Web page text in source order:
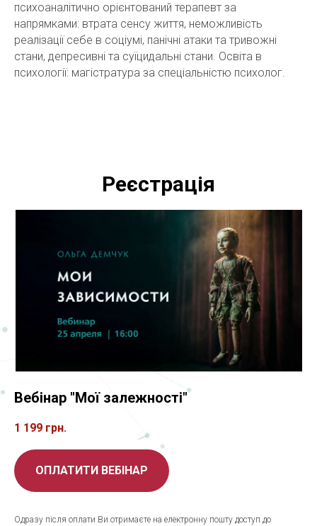
психоаналітично орієнтований терапевт за
напрямками: втрата сенсу життя, неможливість
реалізації себе в соціумі, панічні атаки та тривожні
стани, депресивні та суїцидальні стани. Освіта в
психології: магістратура за спеціальністю психолог.
Реєстрація
Вебінар "Мої залежності"
1 199 грн.
ОПЛАТИТИ ВЕБІНАР
Одразу після оплати Ви отримаєте на електронну пошту доступ до